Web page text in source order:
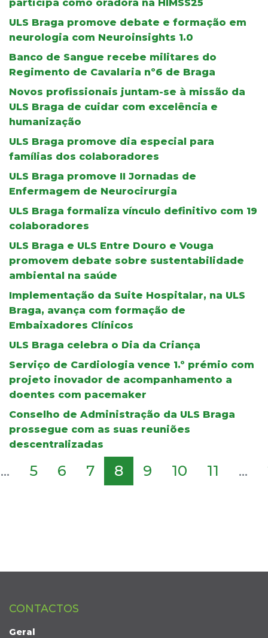
participa como oradora na HIMSS25
ULS Braga promove debate e formação em
neurologia com Neuroinsights 1.0
Banco de Sangue recebe militares do
Regimento de Cavalaria nº6 de Braga
Novos profissionais juntam-se à missão da
ULS Braga de cuidar com excelência e
humanização
ULS Braga promove dia especial para
famílias dos colaboradores
ULS Braga promove II Jornadas de
Enfermagem de Neurocirurgia
ULS Braga formaliza vínculo definitivo com 19
colaboradores
ULS Braga e ULS Entre Douro e Vouga
promovem debate sobre sustentabilidade
ambiental na saúde
Implementação da Suite Hospitalar, na ULS
Braga, avança com formação de
Embaixadores Clínicos
ULS Braga celebra o Dia da Criança
Serviço de Cardiologia vence 1.º prémio com
projeto inovador de acompanhamento a
doentes com pacemaker
Conselho de Administração da ULS Braga
prossegue com as suas reuniões
descentralizadas
... 5 6 7 8 9 10 11 ...
CONTACTOS
Geral